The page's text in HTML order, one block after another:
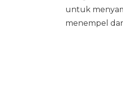
untuk
menempel